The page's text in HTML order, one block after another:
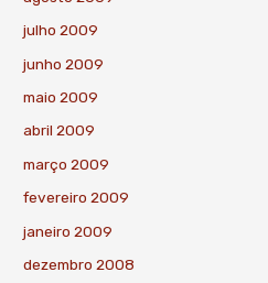
julho 2009
junho 2009
maio 2009
abril 2009
março 2009
fevereiro 2009
janeiro 2009
dezembro 2008